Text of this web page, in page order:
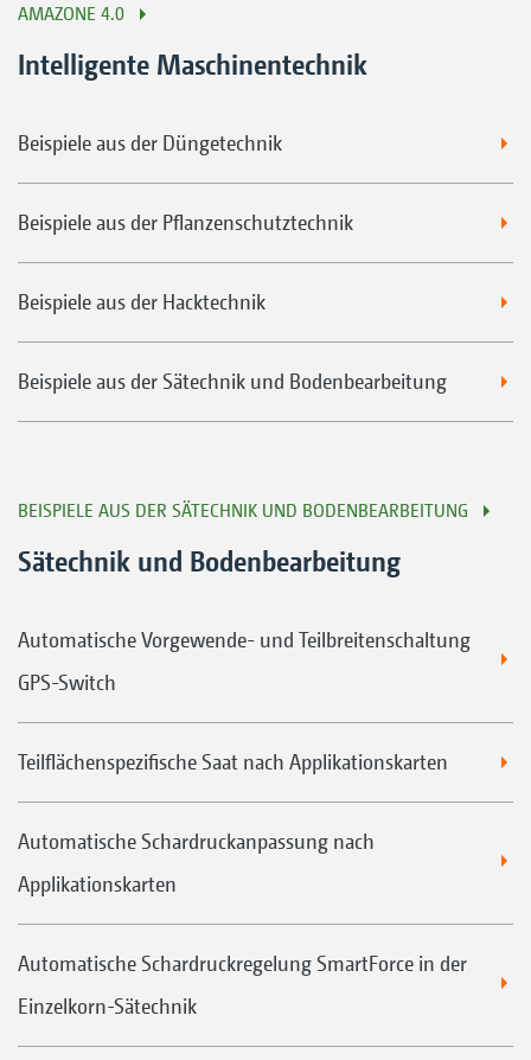
AMAZONE 4.0
Intelligente Maschinentechnik
Beispiele aus der Düngetechnik
Beispiele aus der Pflanzenschutztechnik
Beispiele aus der Hacktechnik
Beispiele aus der Sätechnik und Bodenbearbeitung
BEISPIELE AUS DER SÄTECHNIK UND BODENBEARBEITUNG
Sätechnik und Bodenbearbeitung
Automatische Vorgewende- und Teilbreitenschaltung
GPS-Switch
Teilflächenspezifische Saat nach Applikationskarten
Automatische Schardruckanpassung nach
Applikationskarten
Automatische Schardruckregelung SmartForce in der
Einzelkorn-Sätechnik